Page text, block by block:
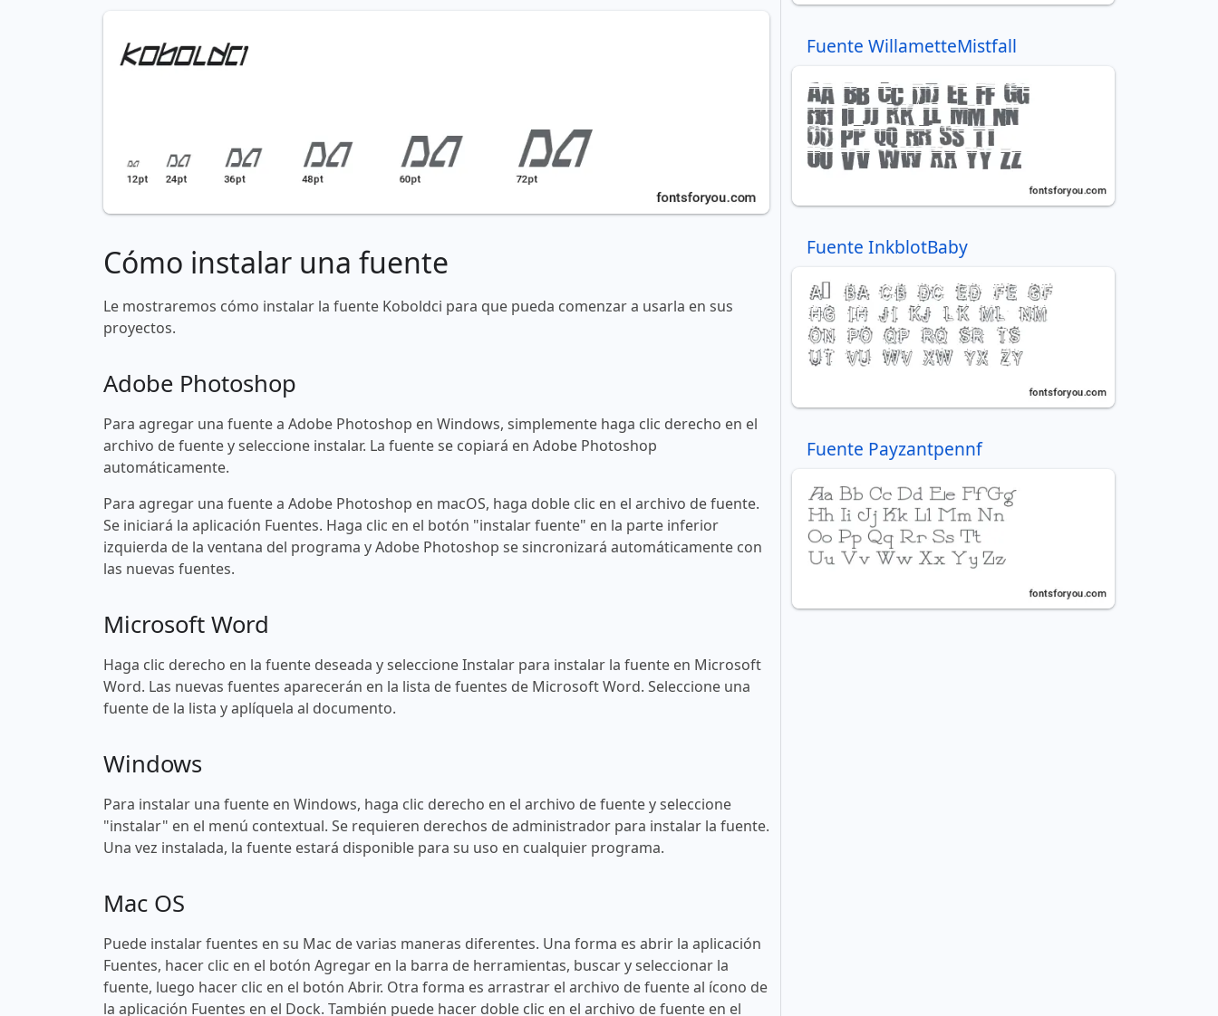
Cómo instalar una fuente
Le mostraremos cómo instalar la fuente Koboldci para que pueda comenzar a usarla en sus
proyectos.
Adobe Photoshop
Para agregar una fuente a Adobe Photoshop en Windows, simplemente haga clic derecho en el
archivo de fuente y seleccione instalar. La fuente se copiará en Adobe Photoshop
automáticamente.
Para agregar una fuente a Adobe Photoshop en macOS, haga doble clic en el archivo de fuente.
Se iniciará la aplicación Fuentes. Haga clic en el botón "instalar fuente" en la parte inferior
izquierda de la ventana del programa y Adobe Photoshop se sincronizará automáticamente con
las nuevas fuentes.
Microsoft Word
Haga clic derecho en la fuente deseada y seleccione Instalar para instalar la fuente en Microsoft
Word. Las nuevas fuentes aparecerán en la lista de fuentes de Microsoft Word. Seleccione una
fuente de la lista y aplíquela al documento.
Windows
Para instalar una fuente en Windows, haga clic derecho en el archivo de fuente y seleccione
"instalar" en el menú contextual. Se requieren derechos de administrador para instalar la fuente.
Una vez instalada, la fuente estará disponible para su uso en cualquier programa.
Mac OS
Puede instalar fuentes en su Mac de varias maneras diferentes. Una forma es abrir la aplicación
Fuentes, hacer clic en el botón Agregar en la barra de herramientas, buscar y seleccionar la
fuente, luego hacer clic en el botón Abrir. Otra forma es arrastrar el archivo de fuente al ícono de
la aplicación Fuentes en el Dock. También puede hacer doble clic en el archivo de fuente en el
Fuente WillametteMistfall
Fuente InkblotBaby
Fuente Payzantpennf